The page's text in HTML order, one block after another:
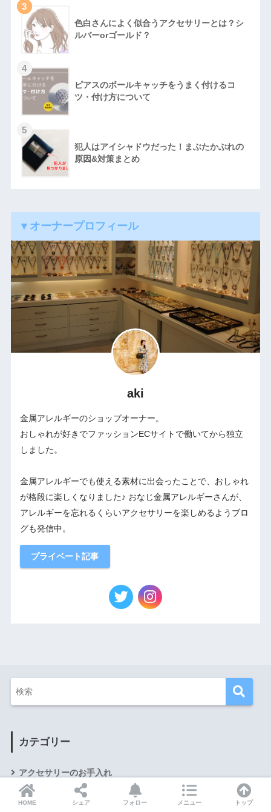
3
色白さんによく似合うアクセサリーとは？シ
ルバーorゴールド？
4
ピアスのボールキャッチをうまく付けるコ
ツ・付け方について
5
犯人はアイシャドウだった！まぶたかぶれの
原因&対策まとめ
▼オーナープロフィール
aki
金属アレルギーのショップオーナー。
おしゃれが好きでファッションECサイトで働いてから独立
しました。
金属アレルギーでも使える素材に出会ったことで、おしゃれ
が格段に楽しくなりました♪ おなじ金属アレルギーさんが、
アレルギーを忘れるくらいアクセサリーを楽しめるようブロ
グも発信中。
プライベート記事
カテゴリー
アクセサリーのお手入れ
アクセサリーの着こなし
HOME シェア フォロー メニュー トップ